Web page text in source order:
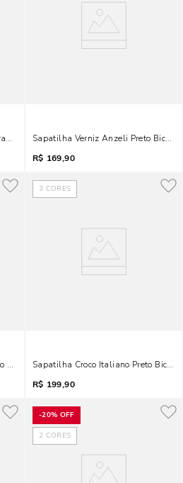
Laço
Sapatilha Verniz Anzeli Preto Bico
R$ 169,90
Bico Fino Laço
3 CORES
Sapatilha Croco Italiano Preto Bico
R$ 199,90
-20% OFF
2 CORES